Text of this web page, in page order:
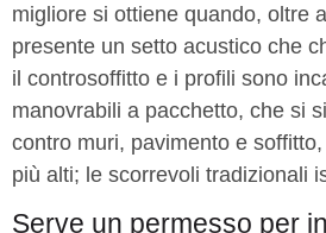
migliore si ottiene quando, oltre
presente un setto acustico che
il controsoffitto e i profili sono
manovrabili a pacchetto, che si
contro muri, pavimento e
più alti; le scorrevoli tradizionali
Serve un permesso per